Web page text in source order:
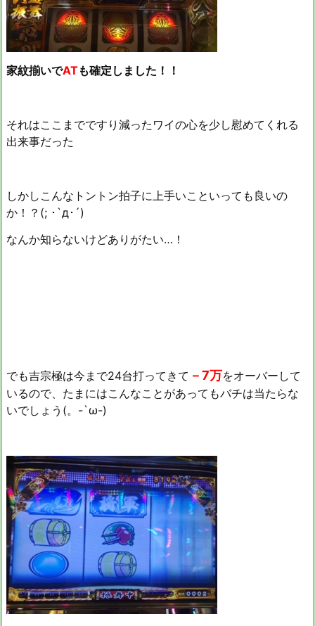
家紋揃いでATも確定しました！！
それはここまでですり減ったワイの心を少し慰めてくれる
出来事だった
しかしこんなトントン拍子に上手いこといっても良いの
か！？(; ･`д･´)
なんか知らないけどありがたい…！
でも吉宗極は今まで24台打ってきて －7万をオーバーして
いるので、たまにはこんなことがあってもバチは当たらな
いでしょう(。-`ω-)